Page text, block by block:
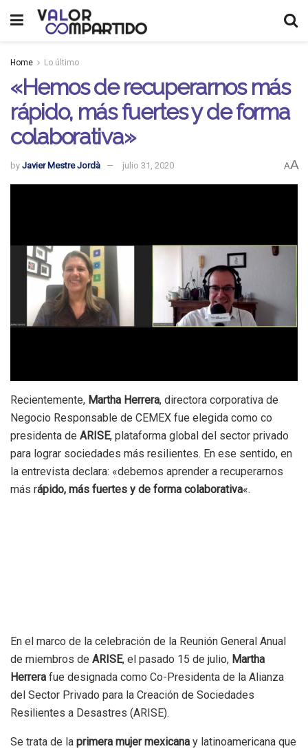
Home Lo último
«Hemos de recuperarnos más
rápido, más fuertes y de forma
colaborativa»
by Javier Mestre Jordà julio 31, 2020 AA
Recientemente, Martha Herrera, directora corporativa de
Negocio Responsable de CEMEX fue elegida como co
presidenta de ARISE, plataforma global del sector privado
para lograr sociedades más resilientes. En ese sentido, en
la entrevista declara: «debemos aprender a recuperarnos
más rápido, más fuertes y de forma colaborativa«.
En el marco de la celebración de la Reunión General Anual
de miembros de ARISE, el pasado 15 de julio, Martha
Herrera fue designada como Co-Presidenta de la Alianza
del Sector Privado para la Creación de Sociedades
Resilientes a Desastres (ARISE).
Se trata de la primera mujer mexicana y latinoamericana que